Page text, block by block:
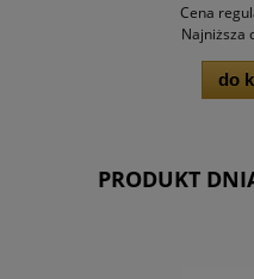
Cena
Najniższa
do
PRODUKT